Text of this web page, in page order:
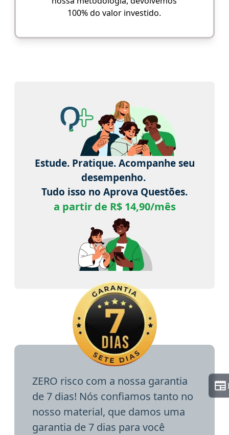
100% do valor investido.
Estude. Pratique. Acompanhe seu
desempenho.
Tudo isso no Aprova Questões.
a partir de R$ 14,90/mês
ZERO risco com a nossa garantia
de 7 dias! Nós confiamos tanto no
nosso material, que damos uma
garantia de 7 dias para você